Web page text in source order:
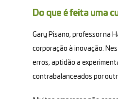
Do que é feita uma
Gary Pisano, professor na
corporação à inovação.
erros, aptidão a
contrabalanceados por